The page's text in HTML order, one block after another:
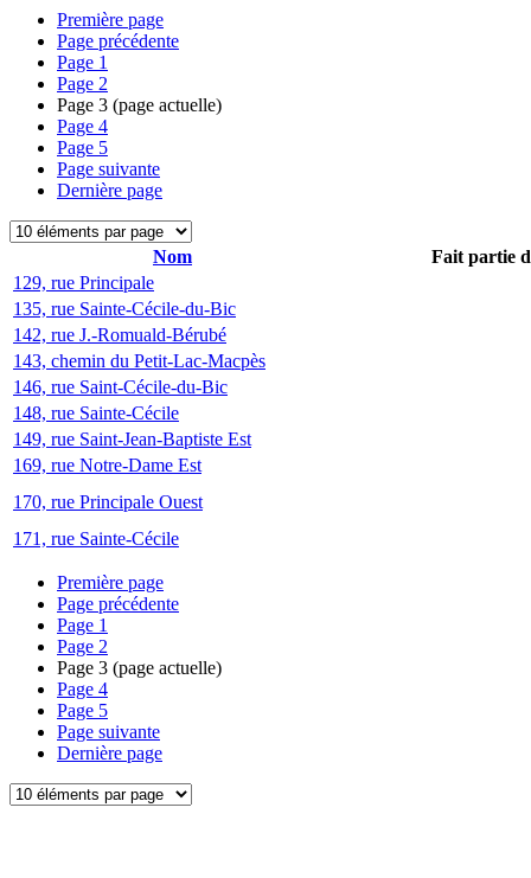
Première page
Page précédente
Page 1
Page 2
Page 3 (page actuelle)
Page 4
Page 5
Page suivante
Dernière page
Nom
Fait partie
129, rue Principale
135, rue Sainte-Cécile-du-Bic
142, rue J.-Romuald-Bérubé
143, chemin du Petit-Lac-Macpès
146, rue Saint-Cécile-du-Bic
148, rue Sainte-Cécile
149, rue Saint-Jean-Baptiste Est
169, rue Notre-Dame Est
170, rue Principale Ouest
171, rue Sainte-Cécile
Première page
Page précédente
Page 1
Page 2
Page 3 (page actuelle)
Page 4
Page 5
Page suivante
Dernière page